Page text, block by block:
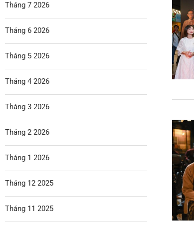
Tháng 7 2026
Tháng 6 2026
Tháng 5 2026
Tháng 4 2026
Tháng 3 2026
Tháng 2 2026
Tháng 1 2026
Tháng 12 2025
Tháng 11 2025